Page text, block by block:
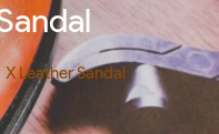
X Leather Sandal